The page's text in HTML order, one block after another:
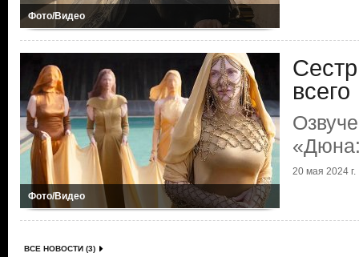
Фото/Видео
Фото/Видео
всего
20 мая 2024 г.
ВСЕ НОВОСТИ (3)